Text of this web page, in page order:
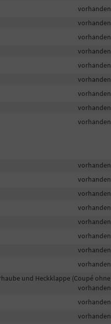
vorhanden
vorhanden
vorhanden
vorhanden
vorhanden
vorhanden
vorhanden
vorhanden
vorhanden
vorhanden
vorhanden
vorhanden
vorhanden
vorhanden
vorhanden
vorhanden
vorhanden
und Heckklappe (Coupé ohne
vorhanden
vorhanden
vorhanden